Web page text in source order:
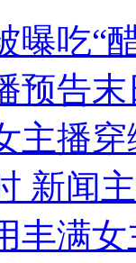
将其击毙
脚踢
曝吃“
预告
主播穿
新闻
丰满